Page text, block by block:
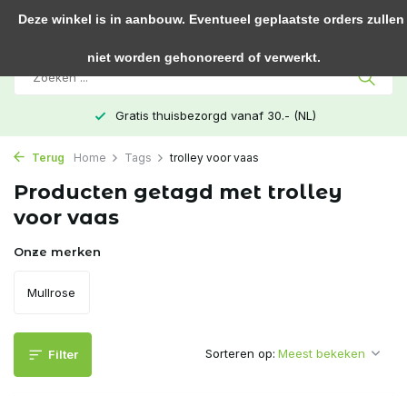
Gratis thuisbezorgd vanaf 30.- (NL)
Terug Home Tags trolley voor vaas
Producten getagd met trolley
voor vaas
Onze merken
Mullrose
Filter Sorteren op:
Deze winkel is in aanbouw. Eventueel geplaatste orders zullen
niet worden gehonoreerd of verwerkt.